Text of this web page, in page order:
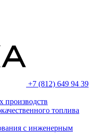
+7 (812) 649 94 39
производств
топлива
с инженерным